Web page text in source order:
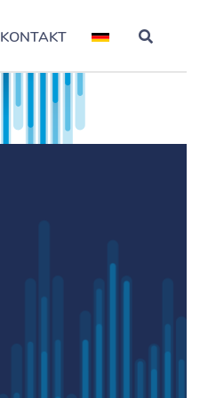
KONTAKT